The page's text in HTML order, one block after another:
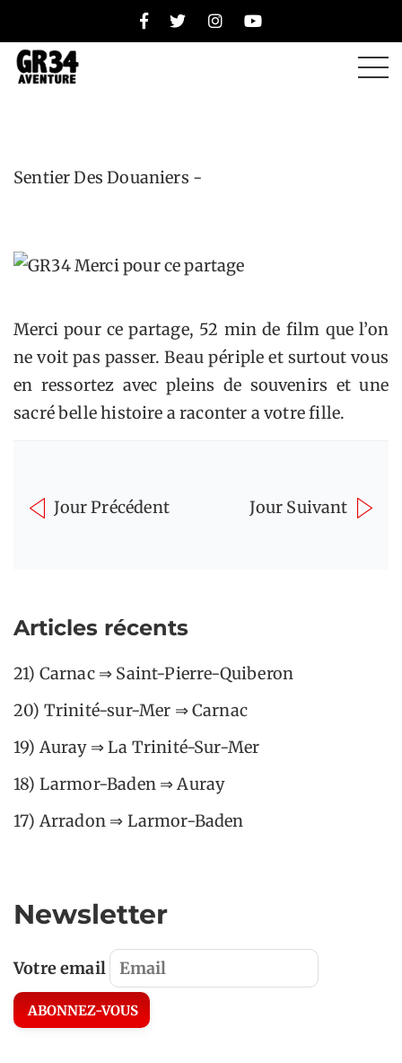
Sentier Des Douaniers -
Merci pour ce partage, 52 min de film que l’on
ne voit pas passer. Beau périple et surtout vous
en ressortez avec pleins de souvenirs et une
sacré belle histoire a raconter a votre fille.
Jour Précédent Jour Suivant
Articles récents
21) Carnac ⇒ Saint-Pierre-Quiberon
20) Trinité-sur-Mer ⇒ Carnac
19) Auray ⇒ La Trinité-Sur-Mer
18) Larmor-Baden ⇒ Auray
17) Arradon ⇒ Larmor-Baden
Newsletter
Votre email